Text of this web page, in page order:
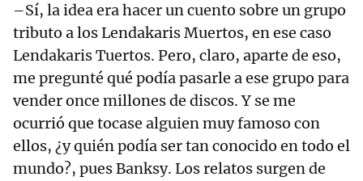
–Sí, la idea era hacer un cuento sobre un grupo
tributo a los Lendakaris Muertos, en ese caso
Lendakaris Tuertos. Pero, claro, aparte de eso,
me pregunté qué podía pasarle a ese grupo para
vender once millones de discos. Y se me
ocurrió que tocase alguien muy famoso con
ellos, ¿y quién podía ser tan conocido en todo el
mundo?, pues Banksy. Los relatos surgen de